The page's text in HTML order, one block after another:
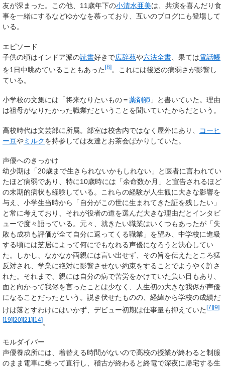
友が深まった。この他、11歳年下の小清水亜美は、共演を喜んだり食
事を一緒にするなどゆかなを慕っており、互いのブログにも登場して
いる。
エピソード
子供の頃はインドア派の読書好きで広辞苑や六法全書 、果ては電話帳
を1日中眺めていることもあった[8]。これには後述の病弱さが影響し
ている。
小学校の文集には「将来なりたいもの＝薬剤師 」と書いていた。理由
は祖母がなりたかった職業だということを聞いていたからだという。
高校時代は文芸部に所属。部室は校舎内ではなく屋外にあり、
コーヒ
ー豆やミルクを持参しては友達とお茶会ばかりしていた。
声優へのきっかけ
幼少期は「20歳まで生きられないかもしれない」と医者に言われてい
たほど病弱であり、特に10歳時には「余命数か月」と宣告されるほど
の末期的病状も経験している。これらの経験が人生観に大きな影響を
与え、小学生当時から「自分がこの世に生まれてきた証を残したい」
と常に考えており、それが役者の道を選んだ大きな理由だとインタビ
ューで度々語っている。元々、就きたい職業はいくつもあったが「失
敗も成功も評価が全て自分に返ってくる職業」を望み、中学校に進級
する頃には芝居によって何にでもなれる声優になろうと決心してい
た。しかし、なかなか両親には言い出せず、その旨を伝えたところ猛
反対され、学業に絶対に影響させない約束をすることでようやく許さ
れた。それまで、親には自分の病で苦労をかけていた負い目もあり、
面と向かって我侭を言ったことは少なく、人生初の大きな我侭が声優
になることだったという。説き伏せたものの、経緯から学校の成績だ
けは落とすわけにはいかず、デビュー初期は仕事量も抑えていた [7][9]
[19][20][21 ][14] 。
モルダイバー
声優養成所には、着替える時間がないので高校の授業が終わると制服
のまま電車に乗って直行し、稽古が終わると終電で深夜に帰宅する生